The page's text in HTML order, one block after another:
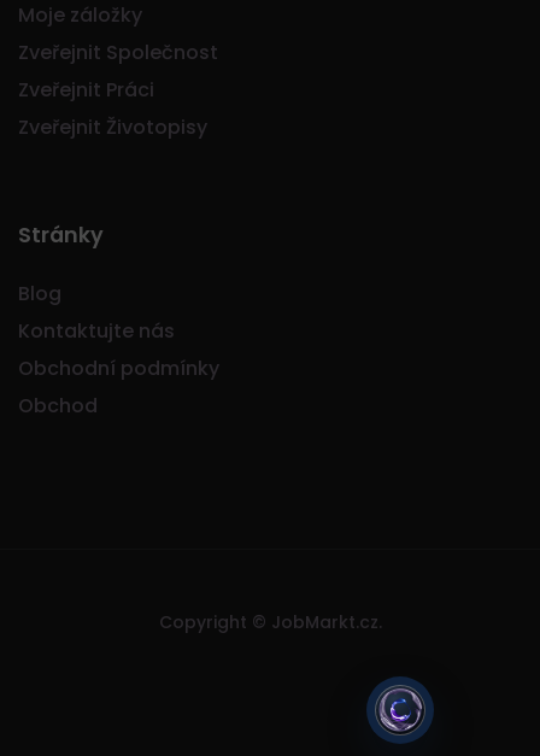
Moje záložky
Zveřejnit Společnost
Zveřejnit Práci
Zveřejnit Životopisy
Stránky
Blog
Kontaktujte nás
Obchodní podmínky
Obchod
Copyright © JobMarkt.cz.